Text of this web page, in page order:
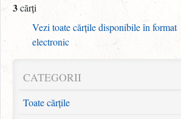
3cărți
Vezi toate cărțile disponibile în format
electronic
CATEGORII
Toate cărțile